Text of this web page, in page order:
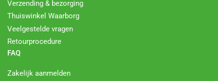
Verzending & bezorging
Thuiswinkel Waarborg
Veelgestelde vragen
Retourprocedure
FAQ
Zakelijk aanmelden